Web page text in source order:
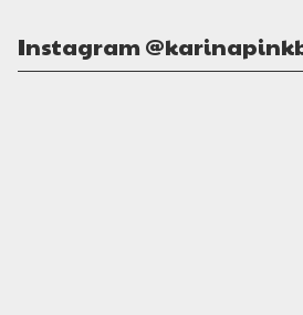
Instagram